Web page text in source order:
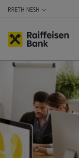
RRETH NESH